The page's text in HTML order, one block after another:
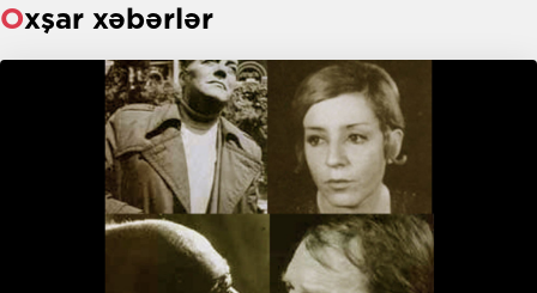
Oxşar xəbərlər